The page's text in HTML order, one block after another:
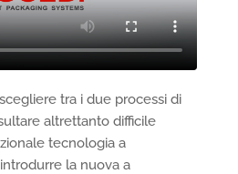
tra i due processi di
altrettanto difficile
tecnologia a
la nuova a